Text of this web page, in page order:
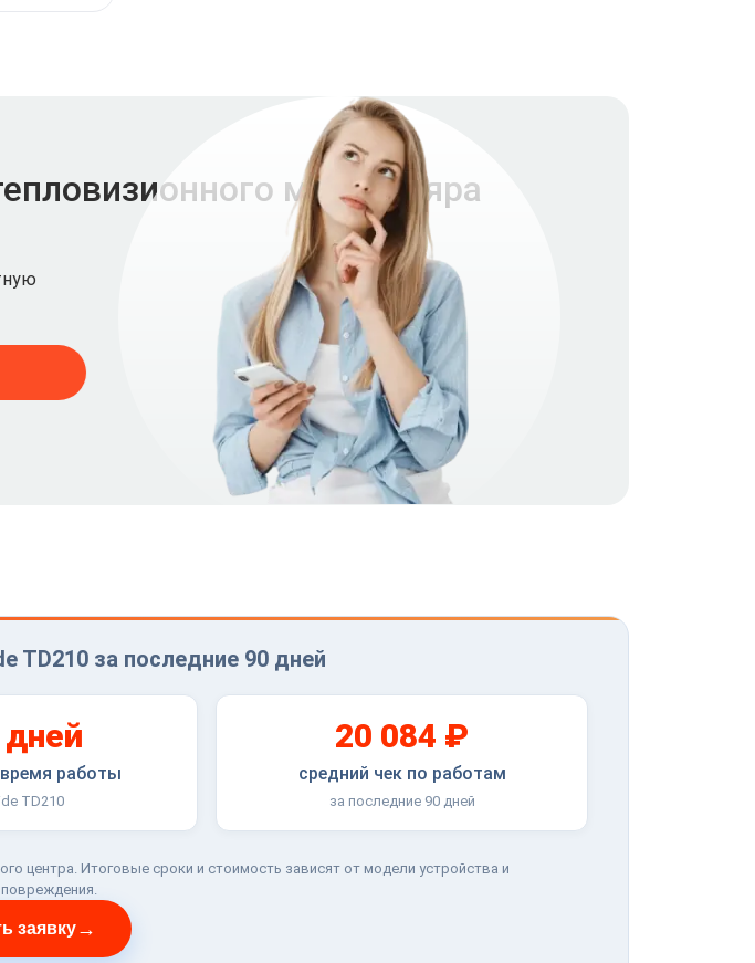
монокуляра
TD210 за последние 90 дней
работы
TD210
20 084 ₽
средний чек по работам
за последние 90 дней
центра. Итоговые сроки и стоимость зависят от модели устройства и
заявку→